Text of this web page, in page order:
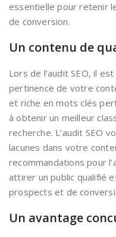
essentielle pour retenir
de conversion.
Un contenu de
Lors de l’audit SEO, il
pertinence de votre
et riche en mots clés
à obtenir un meilleur
recherche. L’audit SEO
lacunes dans votre
recommandations pour
attirer un public qualifié
prospects et de
Un avantage